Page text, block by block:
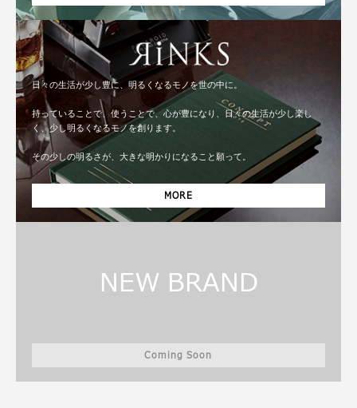
日々の生活が少し豊に、明るくなるモノを世の中に。
持っていることで、使うことで、心が豊になり、日々の生活が少し楽し
く、少し明るくなるモノを創ります。
その少しの明るさが、大きな明かりになること願って。
MORE
NEW BRAND
Coming Soon